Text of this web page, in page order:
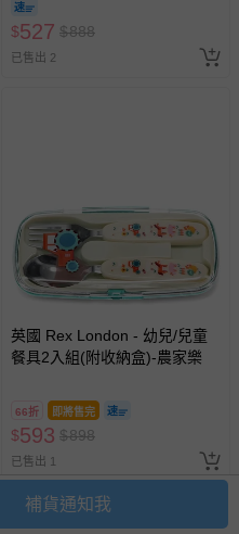
$527 $888
已售出 2
英國 Rex London - 幼兒/兒童
餐具2入組(附收納盒)-農家樂
66折 即將售完
$593 $898
已售出 1
補貨通知我